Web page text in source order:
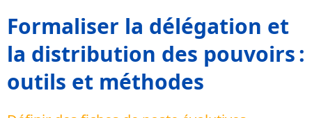
Formaliser la délégation et
la distribution des pouvoirs :
outils et méthodes